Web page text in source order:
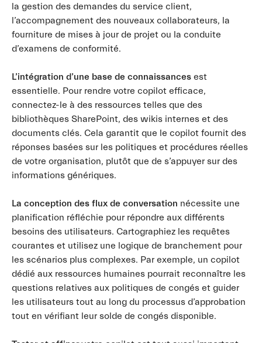
la gestion des demandes du service client,
l’accompagnement des nouveaux collaborateurs, la
fourniture de mises à jour de projet ou la conduite
d’examens de conformité.
L’intégration d’une base de connaissances est
essentielle. Pour rendre votre copilot efficace,
connectez-le à des ressources telles que des
bibliothèques SharePoint, des wikis internes et des
documents clés. Cela garantit que le copilot fournit des
réponses basées sur les politiques et procédures réelles
de votre organisation, plutôt que de s’appuyer sur des
informations génériques.
La conception des flux de conversation nécessite une
planification réfléchie pour répondre aux différents
besoins des utilisateurs. Cartographiez les requêtes
courantes et utilisez une logique de branchement pour
les scénarios plus complexes. Par exemple, un copilot
dédié aux ressources humaines pourrait reconnaître les
questions relatives aux politiques de congés et guider
les utilisateurs tout au long du processus d’approbation
tout en vérifiant leur solde de congés disponible.